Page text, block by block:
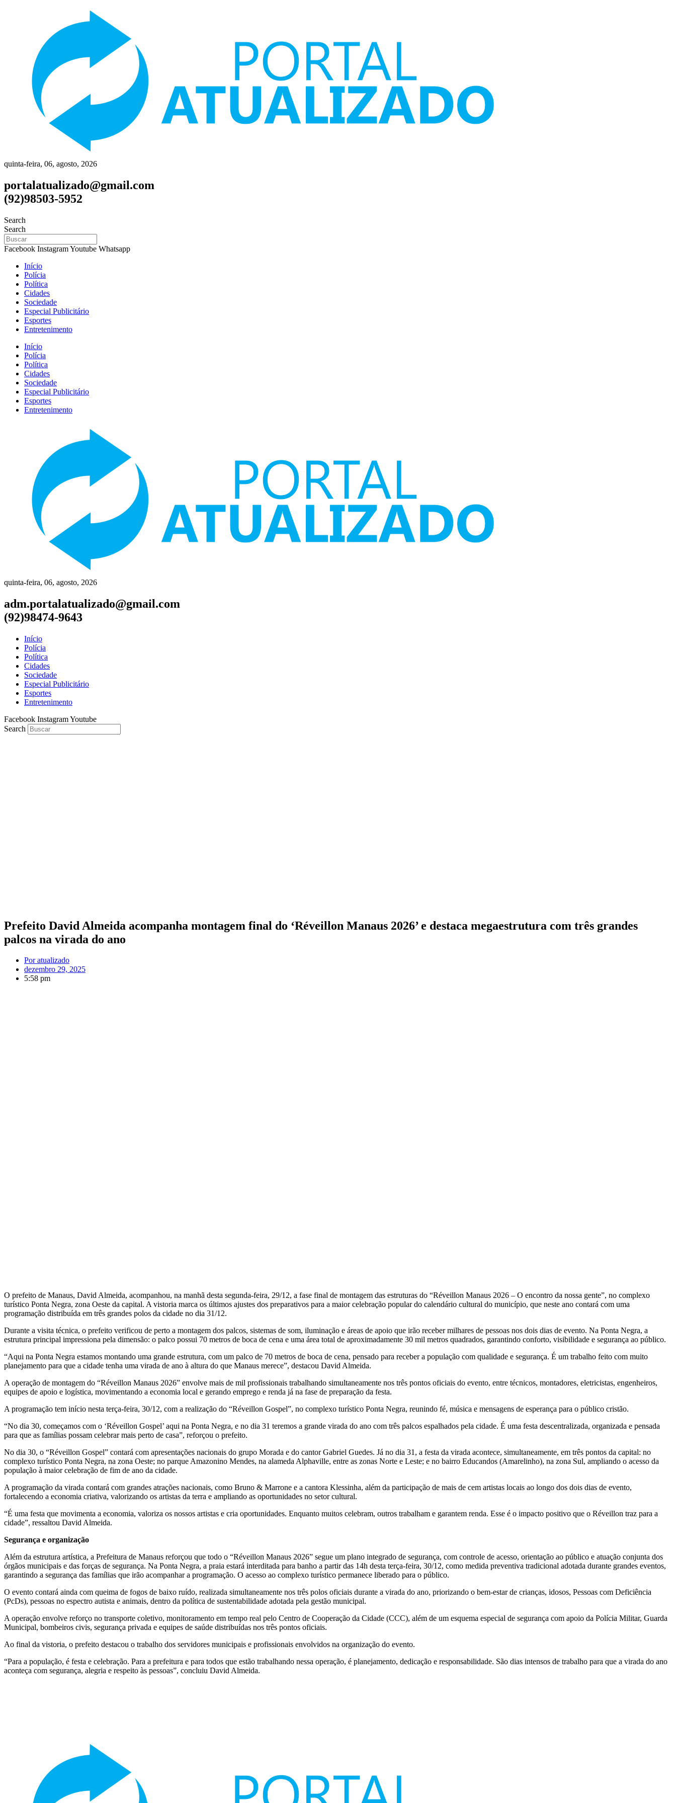
quinta-feira, 06, agosto, 2026
portalatualizado@gmail.com
(92)98503-5952
Search
Search
Facebook InstagramYoutube Whatsapp
Início
Polícia
Política
Cidades
Sociedade
Especial Publicitário
Esportes
Entretenimento
Início
Polícia
Política
Cidades
Sociedade
Especial Publicitário
Esportes
Entretenimento
quinta-feira, 06, agosto, 2026
adm.portalatualizado@gmail.com
(92)98474-9643
Início
Polícia
Política
Cidades
Sociedade
Especial Publicitário
Esportes
Entretenimento
Facebook InstagramYoutube
Search
Prefeito David Almeida acompanha montagem final do ‘Réveillon Manaus 2026’ e destaca megaestrutura com três grandes
palcos na virada do ano
Poratualizado
dezembro 29, 2025
5:58 pm
O prefeito de Manaus, David Almeida, acompanhou, na manhã desta segunda-feira, 29/12, a fase final de montagem das estruturas do “Réveillon Manaus 2026 – O encontro da nossa gente”, no complexo
turístico Ponta Negra, zona Oeste da capital. A vistoria marca os últimos ajustes dos preparativos para a maior celebração popular do calendário cultural do município, que neste ano contará com uma
programação distribuída em três grandes polos da cidade no dia 31/12.
Durante a visita técnica, o prefeito verificou de perto a montagem dos palcos, sistemas de som, iluminação e áreas de apoio que irão receber milhares de pessoas nos dois dias de evento. Na Ponta Negra, a
estrutura principal impressiona pela dimensão: o palco possui 70 metros de boca de cena e uma área total de aproximadamente 30 mil metros quadrados, garantindo conforto, visibilidade e segurança ao público.
“Aqui na Ponta Negra estamos montando uma grande estrutura, com um palco de 70 metros de boca de cena, pensado para receber a população com qualidade e segurança. É um trabalho feito com muito
planejamento para que a cidade tenha uma virada de ano à altura do que Manaus merece”, destacou David Almeida.
A operação de montagem do “Réveillon Manaus 2026” envolve mais de mil profissionais trabalhando simultaneamente nos três pontos oficiais do evento, entre técnicos, montadores, eletricistas, engenheiros,
equipes de apoio e logística, movimentando a economia local e gerando emprego e renda já na fase de preparação da festa.
A programação tem início nesta terça-feira, 30/12, com a realização do “Réveillon Gospel”, no complexo turístico Ponta Negra, reunindo fé, música e mensagens de esperança para o público cristão.
“No dia 30, começamos com o ‘Réveillon Gospel’ aqui na Ponta Negra, e no dia 31 teremos a grande virada do ano com três palcos espalhados pela cidade. É uma festa descentralizada, organizada e pensada
para que as famílias possam celebrar mais perto de casa”, reforçou o prefeito.
No dia 30, o “Réveillon Gospel” contará com apresentações nacionais do grupo Morada e do cantor Gabriel Guedes. Já no dia 31, a festa da virada acontece, simultaneamente, em três pontos da capital: no
complexo turístico Ponta Negra, na zona Oeste; no parque Amazonino Mendes, na alameda Alphaville, entre as zonas Norte e Leste; e no bairro Educandos (Amarelinho), na zona Sul, ampliando o acesso da
população à maior celebração de fim de ano da cidade.
A programação da virada contará com grandes atrações nacionais, como Bruno & Marrone e a cantora Klessinha, além da participação de mais de cem artistas locais ao longo dos dois dias de evento,
fortalecendo a economia criativa, valorizando os artistas da terra e ampliando as oportunidades no setor cultural.
“É uma festa que movimenta a economia, valoriza os nossos artistas e cria oportunidades. Enquanto muitos celebram, outros trabalham e garantem renda. Esse é o impacto positivo que o Réveillon traz para a
cidade”, ressaltou David Almeida.
Segurança e organização
Além da estrutura artística, a Prefeitura de Manaus reforçou que todo o “Réveillon Manaus 2026” segue um plano integrado de segurança, com controle de acesso, orientação ao público e atuação conjunta dos
órgãos municipais e das forças de segurança. Na Ponta Negra, a praia estará interditada para banho a partir das 14h desta terça-feira, 30/12, como medida preventiva tradicional adotada durante grandes eventos,
garantindo a segurança das famílias que irão acompanhar a programação. O acesso ao complexo turístico permanece liberado para o público.
O evento contará ainda com queima de fogos de baixo ruído, realizada simultaneamente nos três polos oficiais durante a virada do ano, priorizando o bem-estar de crianças, idosos, Pessoas com Deficiência
(PcDs), pessoas no espectro autista e animais, dentro da política de sustentabilidade adotada pela gestão municipal.
A operação envolve reforço no transporte coletivo, monitoramento em tempo real pelo Centro de Cooperação da Cidade (CCC), além de um esquema especial de segurança com apoio da Polícia Militar, Guarda
Municipal, bombeiros civis, segurança privada e equipes de saúde distribuídas nos três pontos oficiais.
Ao final da vistoria, o prefeito destacou o trabalho dos servidores municipais e profissionais envolvidos na organização do evento.
“Para a população, é festa e celebração. Para a prefeitura e para todos que estão trabalhando nessa operação, é planejamento, dedicação e responsabilidade. São dias intensos de trabalho para que a virada do ano
aconteça com segurança, alegria e respeito às pessoas”, concluiu David Almeida.